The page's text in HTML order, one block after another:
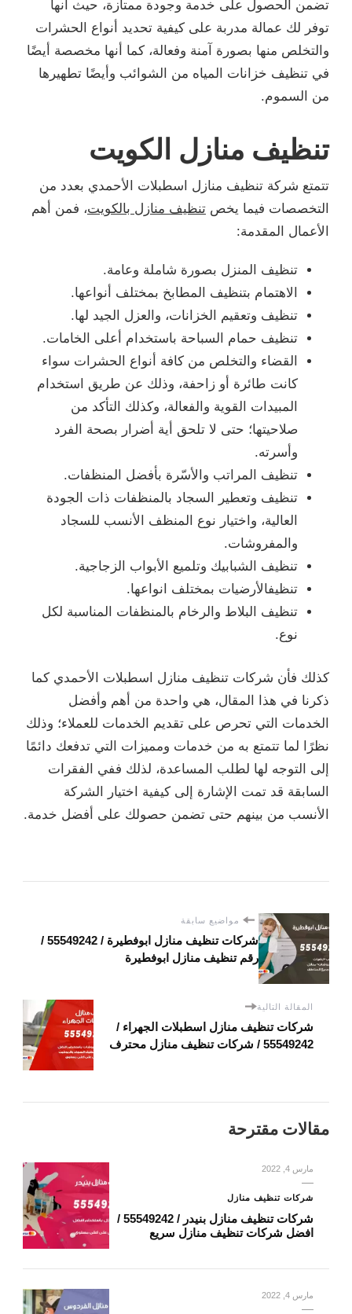
تضمن الحصول على خدمة وجودة ممتازة، حيث أنها
توفر لك عمالة مدربة على كيفية تحديد أنواع الحشرات
والتخلص منها بصورة آمنة وفعالة، كما أنها مخصصة أيضًا
في تنظيف خزانات المياه من الشوائب وأيضًا تطهيرها
من السموم.
تنظيف منازل الكويت
تتمتع شركة تنظيف منازل اسطبلات الأحمدي بعدد من
التخصصات فيما يخص تنظيف منازل بالكويت، فمن أهم
الأعمال المقدمة:
تنظيف المنزل بصورة شاملة وعامة.
الاهتمام بتنظيف المطابخ بمختلف أنواعها.
تنظيف وتعقيم الخزانات، والعزل الجيد لها.
تنظيف حمام السباحة باستخدام أعلى الخامات.
القضاء والتخلص من كافة أنواع الحشرات سواء
كانت طائرة أو زاحفة، وذلك عن طريق استخدام
المبيدات القوية والفعالة، وكذلك التأكد من
صلاحيتها؛ حتى لا تلحق أية أضرار بصحة الفرد
وأسرته.
تنظيف المراتب والأسّرة بأفضل المنظفات.
تنظيف وتعطير السجاد بالمنظفات ذات الجودة
العالية، واختيار نوع المنظف الأنسب للسجاد
والمفروشات.
تنظيف الشبابيك وتلميع الأبواب الزجاجية.
تنظيفالأرضيات بمختلف انواعها.
تنظيف البلاط والرخام بالمنظفات المناسبة لكل
نوع.
كذلك فأن شركات تنظيف منازل اسطبلات الأحمدي كما
ذكرنا في هذا المقال، هي واحدة من أهم وأفضل
الخدمات التي تحرص على تقديم الخدمات للعملاء؛ وذلك
نظرًا لما تتمتع به من خدمات ومميزات التي تدفعك دائمًا
إلى التوجه لها لطلب المساعدة، لذلك ففي الفقرات
السابقة قد تمت الإشارة إلى كيفية اختيار الشركة
الأنسب من بينهم حتى تضمن حصولك على أفضل خدمة.
مواضيع سابقة
شركات تنظيف منازل ابوفطيرة / 55549242 /
رقم تنظيف منازل ابوفطيرة
المقالة التالية
شركات تنظيف منازل اسطبلات الجهراء /
55549242 / شركات تنظيف منازل محترف
مقالات مقترحة
مارس 4, 2022
شركات تنظيف منازل
شركات تنظيف منازل بنيدر / 55549242 /
افضل شركات تنظيف منازل سريع
مارس 4, 2022